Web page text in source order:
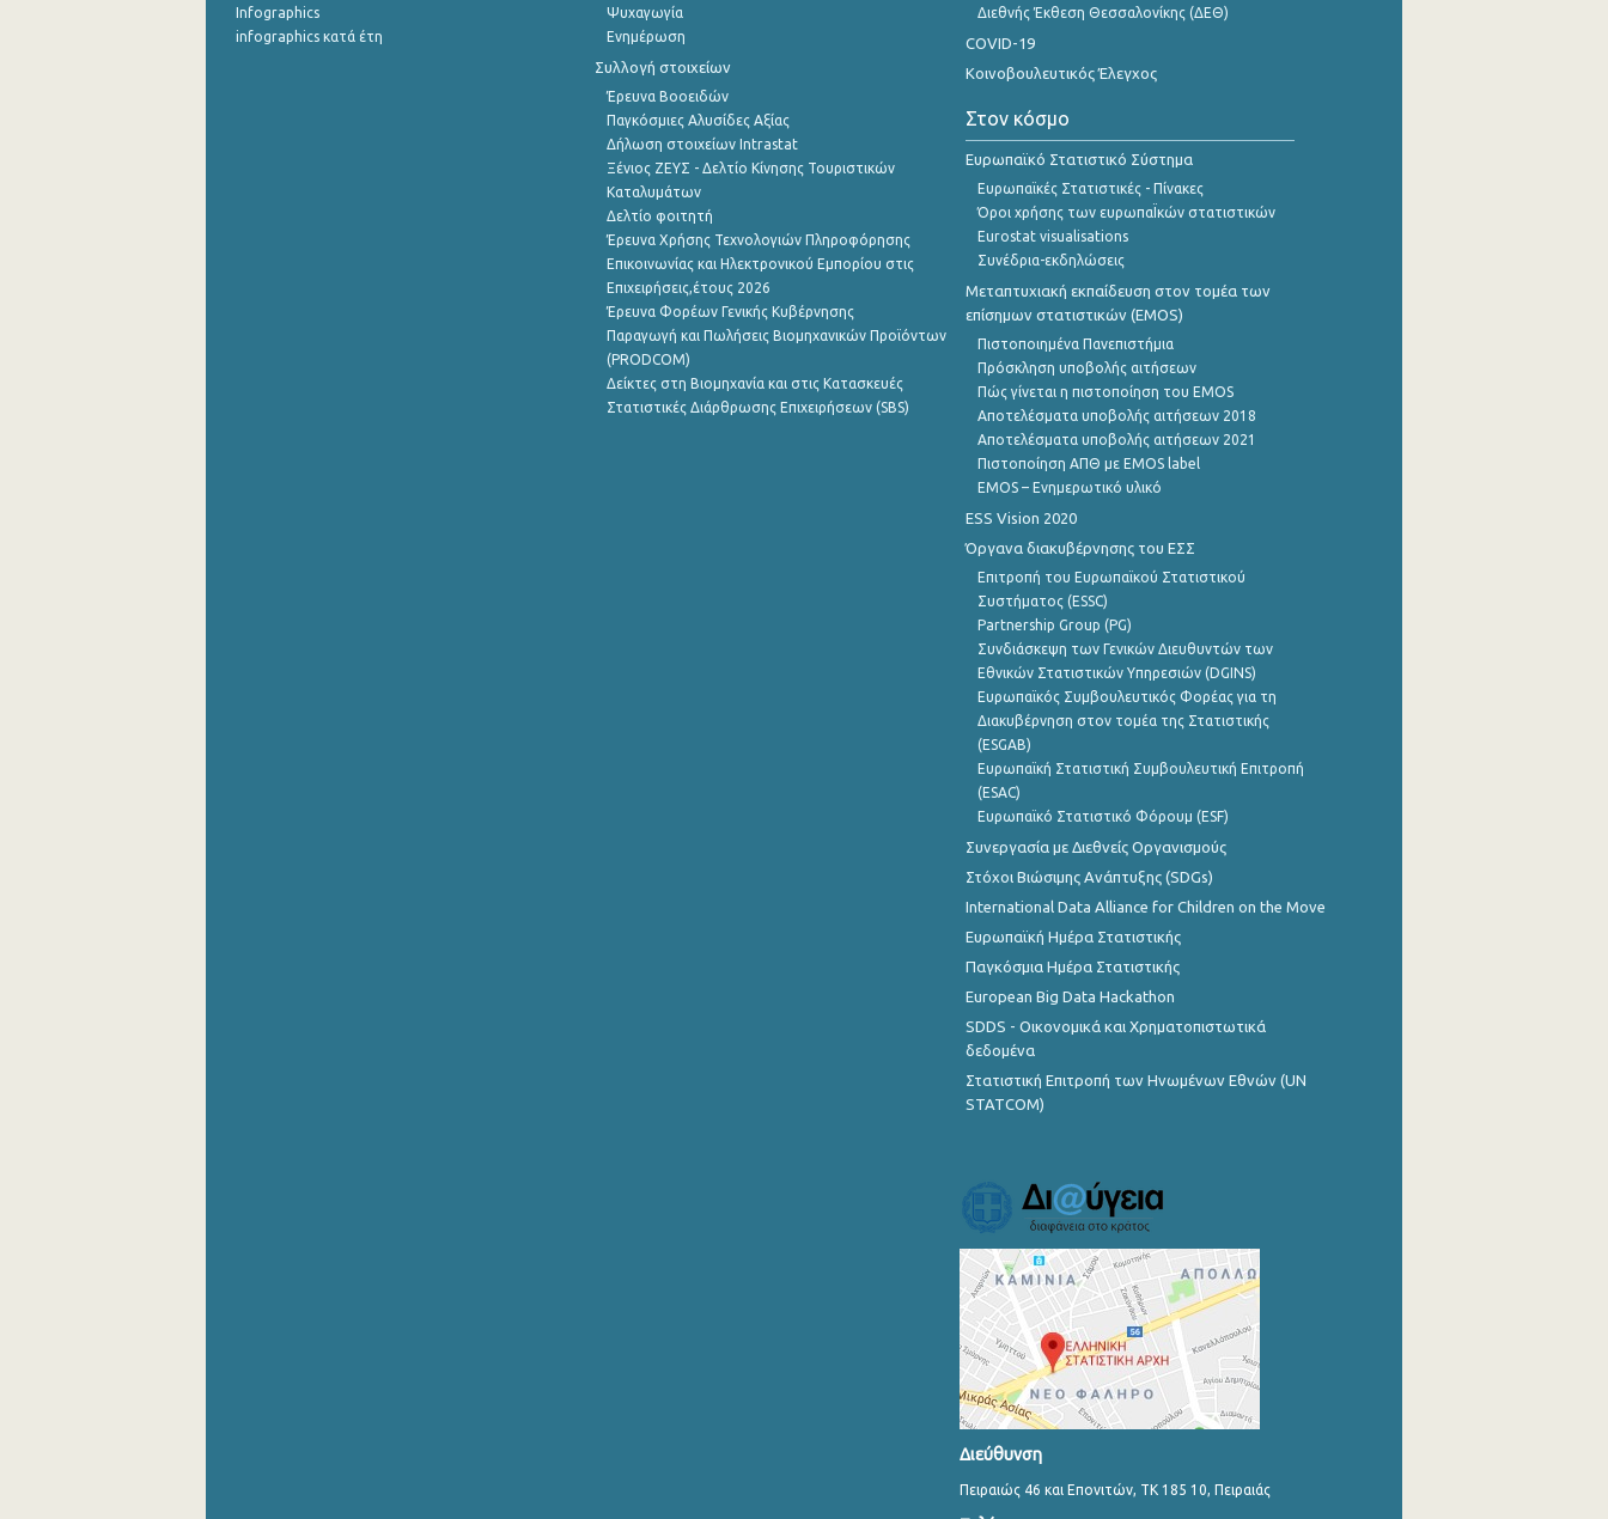
Infographics
infographics κατά έτη
Ψυχαγωγία
Ενημέρωση
Συλλογή στοιχείων
Έρευνα Βοοειδών
Παγκόσμιες Αλυσίδες Αξίας
Δήλωση στοιχείων Intrastat
Ξένιος ΖΕΥΣ - Δελτίο Κίνησης Τουριστικών
Καταλυμάτων
Δελτίο φοιτητή
Έρευνα Χρήσης Τεχνολογιών Πληροφόρησης
Επικοινωνίας και Ηλεκτρονικού Εμπορίου στις
Επιχειρήσεις,έτους 2026
Έρευνα Φορέων Γενικής Κυβέρνησης
Παραγωγή και Πωλήσεις Βιομηχανικών Προϊόντων
(PRODCOM)
Δείκτες στη Βιομηχανία και στις Κατασκευές
Στατιστικές Διάρθρωσης Επιχειρήσεων (SBS)
Διεθνής Έκθεση Θεσσαλονίκης (ΔΕΘ)
COVID-19
Κοινοβουλευτικός Έλεγχος
Στον κόσμο
Ευρωπαϊκό Στατιστικό Σύστημα
Ευρωπαϊκές Στατιστικές - Πίνακες
Όροι χρήσης των ευρωπαΪκών στατιστικών
Eurostat visualisations
Συνέδρια-εκδηλώσεις
Μεταπτυχιακή εκπαίδευση στον τομέα των
επίσημων στατιστικών (EMOS)
Πιστοποιημένα Πανεπιστήμια
Πρόσκληση υποβολής αιτήσεων
Πώς γίνεται η πιστοποίηση του EMOS
Αποτελέσματα υποβολής αιτήσεων 2018
Αποτελέσματα υποβολής αιτήσεων 2021
Πιστοποίηση ΑΠΘ με EMOS label
EMOS – Ενημερωτικό υλικό
ESS Vision 2020
Όργανα διακυβέρνησης του ΕΣΣ
Επιτροπή του Ευρωπαϊκού Στατιστικού
Συστήματος (ESSC)
Partnership Group (PG)
Συνδιάσκεψη των Γενικών Διευθυντών των
Εθνικών Στατιστικών Υπηρεσιών (DGINS)
Ευρωπαϊκός Συμβουλευτικός Φορέας για τη
Διακυβέρνηση στον τομέα της Στατιστικής
(ESGAB)
Ευρωπαϊκή Στατιστική Συμβουλευτική Επιτροπή
(ESAC)
Ευρωπαϊκό Στατιστικό Φόρουμ (ESF)
Συνεργασία με Διεθνείς Οργανισμούς
Στόχοι Βιώσιμης Ανάπτυξης (SDGs)
International Data Alliance for Children on the Move
Ευρωπαϊκή Ημέρα Στατιστικής
Παγκόσμια Ημέρα Στατιστικής
European Big Data Hackathon
SDDS - Οικονομικά και Χρηματοπιστωτικά
δεδομένα
Στατιστική Επιτροπή των Ηνωμένων Εθνών (UN
STATCOM)
Διεύθυνση
Πειραιώς 46 και Επονιτών, ΤΚ 185 10, Πειραιάς